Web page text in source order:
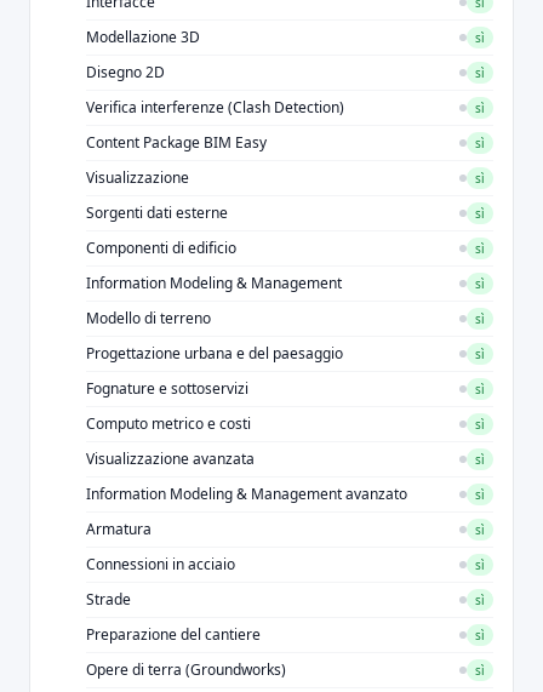
Modellazione 3D sì
Disegno 2D sì
Verifica interferenze (Clash Detection) sì
Content Package BIM Easy sì
Visualizzazione sì
Sorgenti dati esterne sì
Componenti di edificio sì
Information Modeling & Management sì
Modello di terreno sì
Progettazione urbana e del paesaggio sì
Fognature e sottoservizi sì
Computo metrico e costi sì
Visualizzazione avanzata sì
Information Modeling & Management avanzato sì
Armatura sì
Connessioni in acciaio sì
Strade sì
Preparazione del cantiere sì
Opere di terra (Groundworks) sì